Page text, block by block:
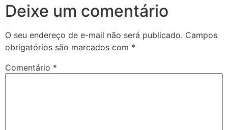
Deixe um comentário
O seu endereço de e-mail não será publicado. Campos
obrigatórios são marcados com *
Comentário *